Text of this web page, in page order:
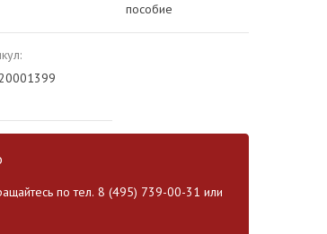
пособие
по тел. 8 (495) 739-00-31 или